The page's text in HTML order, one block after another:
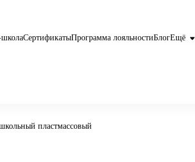
СертификатыПрограмма лояльностиБлогЕщё
пластмассовый